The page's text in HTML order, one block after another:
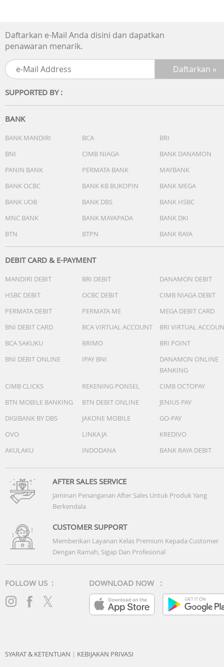
Daftarkan e-Mail Anda disini dan dapatkan
penawaran menarik.
SUPPORTED BY :
BANK
BANK MANDIRI BCA
BRI
BNI
CIMB NIAGA
BANK DANAMON
PANIN BANK
PERMATA BANK
MAYBANK
BANK OCBC
BANK KB BUKOPIN
BANK MEGA
BANK UOB
BANK DBS
BANK HSBC
MNC BANK
BANK MAYAPADA
BANK DKI
BTN
BTPN BANK RAYA
DEBIT CARD & E-PAYMENT
MANDIRI DEBIT BRI DEBIT
DANAMON DEBIT
HSBC DEBIT
OCBC DEBIT
CIMB NIAGA DEBIT
PERMATA DEBIT
PERMATA ME
MEGA DEBIT CARD
BNI DEBIT CARD
BCA VIRTUAL ACCOUNT
BRI VIRTUAL
BCA SAKUKU
BRIMO
BRI POINT
BNI DEBIT ONLINE
IPAY BNI
DANAMON ONLINE
BANKING
CIMB CLICKS
REKENING PONSEL
CIMB OCTOPAY
BTN MOBILE BANKING
BTN DEBIT ONLINE
JENIUS PAY
DIGIBANK BY DBS
JAKONE MOBILE
GO-PAY
OVO
LINKAJA
KREDIVO
AKULAKU
INDODANA BANK RAYA DEBIT
AFTER SALES SERVICE
Jaminan Penanganan After Sales Untuk Produk Yang
Berkendala
CUSTOMER SUPPORT
Memberikan Layanan Kelas Premium Kepada Customer
Dengan Ramah, Sigap Dan Profesional
FOLLOW US : DOWNLOAD NOW :
SYARAT & KETENTUAN | KEBIJAKAN PRIVASI